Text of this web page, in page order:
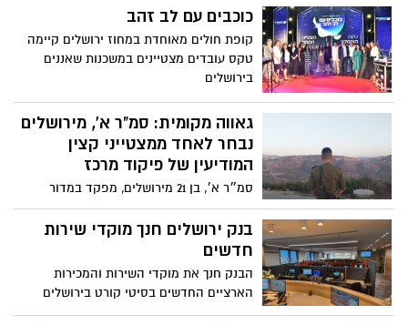
כיפור הקרוב בצורה קלה יותר
כוכבים עם לב זהב
קופת חולים מאוחדת במחוז ירושלים קיימה
טקס עובדים מצטיינים במשכנות שאננים
בירושלים
גאווה מקומית: סמ"ר א', מירושלים
נבחר לאחד ממצטייני קצין
המודיעין של פיקוד מרכז
סמ״ר א׳, בן 21 מירושלים, מפקד במדור
ההוצאה לאור בפיקוד המרכז, נבחר לאחד
ממצטייני קצין המודיעין של פיקוד המרכז.
״את הצטיינותו קיבל בזכות תרומתו
בנק ירושלים חנך מוקדי שירות
חדשים
הבנק חנך את מוקדי השירות והמכירות
הארציים החדשים בסיטי קורט בירושלים